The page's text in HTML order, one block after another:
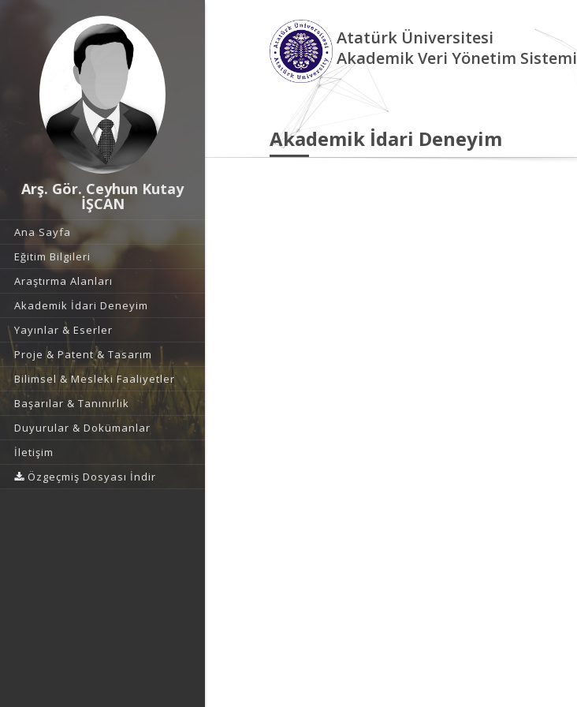
Arş. Gör. Ceyhun Kutay
İŞCAN
Ana Sayfa
Eğitim Bilgileri
Araştırma Alanları
Akademik İdari Deneyim
Yayınlar & Eserler
Proje & Patent & Tasarım
Bilimsel & Mesleki Faaliyetler
Başarılar & Tanınırlık
Duyurular & Dokümanlar
İletişim
Özgeçmiş Dosyası İndir
Atatürk Üniversitesi
Akademik Veri Yönetim Sistemi
Akademik İdari Deneyim